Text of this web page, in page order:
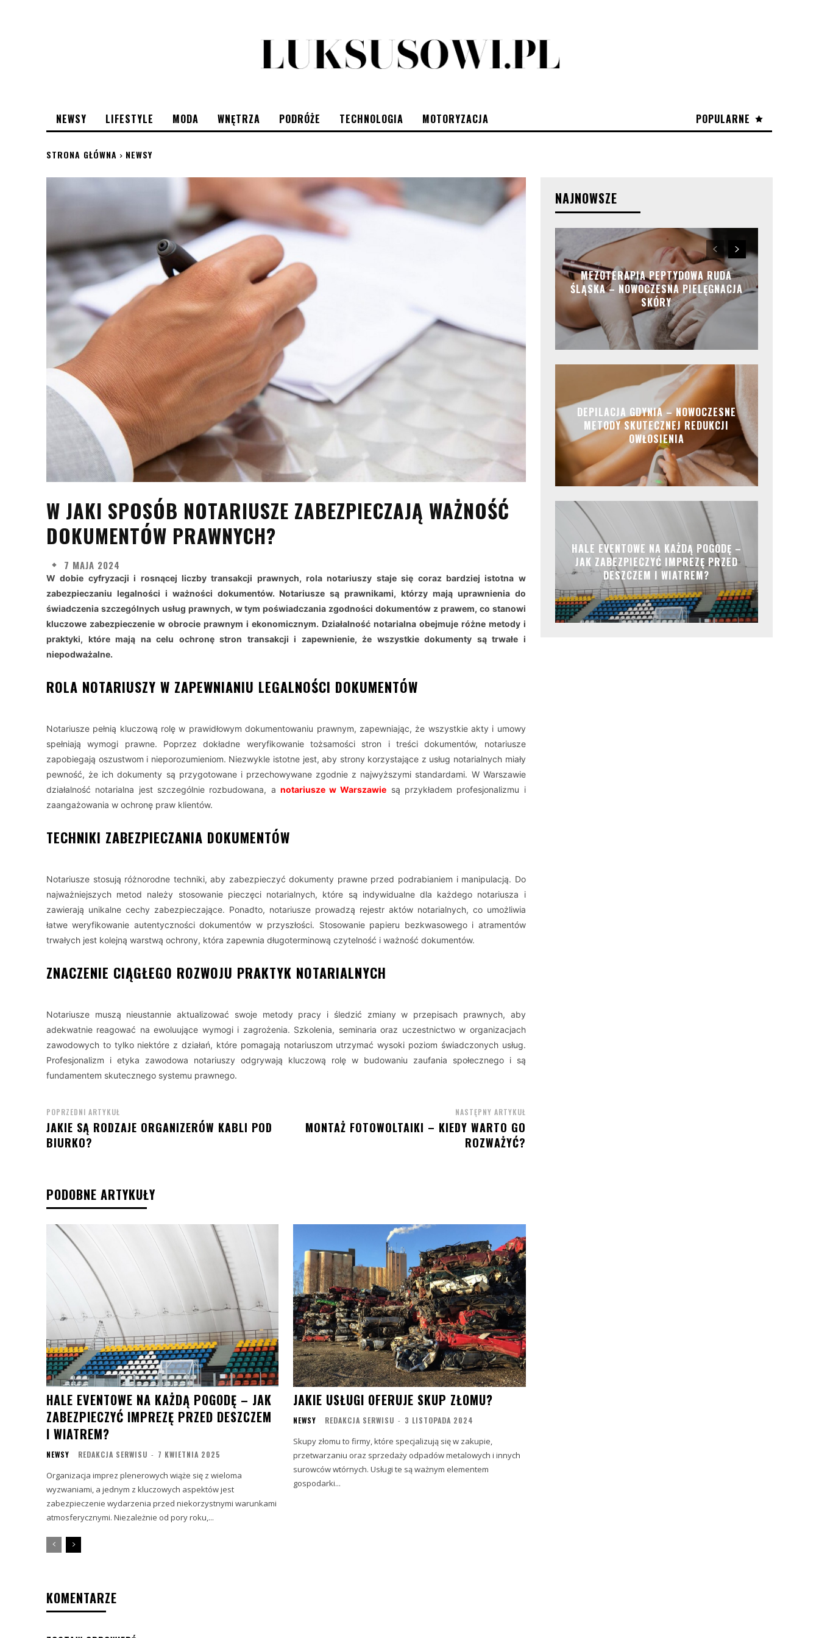
POPULARNE
NEWSY LIFESTYLE MODA WNĘTRZA PODRÓŻE TECHNOLOGIA MOTORYZACJA
STRONA GŁÓWNA NEWSY
W JAKI SPOSÓB NOTARIUSZE ZABEZPIECZAJĄ WAŻNOŚĆ
DOKUMENTÓW PRAWNYCH?
7 MAJA 2024
W dobie cyfryzacji i rosnącej liczby transakcji prawnych, rola notariuszy staje się coraz bardziej istotna w
zabezpieczaniu legalności i ważności dokumentów. Notariusze są prawnikami, którzy mają uprawnienia do
świadczenia szczególnych usług prawnych, w tym poświadczania zgodności dokumentów z prawem, co stanowi
kluczowe zabezpieczenie w obrocie prawnym i ekonomicznym. Działalność notarialna obejmuje różne metody i
praktyki, które mają na celu ochronę stron transakcji i zapewnienie, że wszystkie dokumenty są trwałe i
niepodważalne.
ROLA NOTARIUSZY W ZAPEWNIANIU LEGALNOŚCI DOKUMENTÓW
Notariusze pełnią kluczową rolę w prawidłowym dokumentowaniu prawnym, zapewniając, że wszystkie akty i umowy
spełniają wymogi prawne. Poprzez dokładne weryfikowanie tożsamości stron i treści dokumentów, notariusze
zapobiegają oszustwom i nieporozumieniom. Niezwykle istotne jest, aby strony korzystające z usług notarialnych miały
pewność, że ich dokumenty są przygotowane i przechowywane zgodnie z najwyższymi standardami. W Warszawie
działalność notarialna jest szczególnie rozbudowana, a notariusze w Warszawie są przykładem profesjonalizmu i
zaangażowania w ochronę praw klientów.
TECHNIKI ZABEZPIECZANIA DOKUMENTÓW
Notariusze stosują różnorodne techniki, aby zabezpieczyć dokumenty prawne przed podrabianiem i manipulacją. Do
najważniejszych metod należy stosowanie pieczęci notarialnych, które są indywidualne dla każdego notariusza i
zawierają unikalne cechy zabezpieczające. Ponadto, notariusze prowadzą rejestr aktów notarialnych, co umożliwia
łatwe weryfikowanie autentyczności dokumentów w przyszłości. Stosowanie papieru bezkwasowego i atramentów
trwałych jest kolejną warstwą ochrony, która zapewnia długoterminową czytelność i ważność dokumentów.
ZNACZENIE CIĄGŁEGO ROZWOJU PRAKTYK NOTARIALNYCH
Notariusze muszą nieustannie aktualizować swoje metody pracy i śledzić zmiany w przepisach prawnych, aby
adekwatnie reagować na ewoluujące wymogi i zagrożenia. Szkolenia, seminaria oraz uczestnictwo w organizacjach
zawodowych to tylko niektóre z działań, które pomagają notariuszom utrzymać wysoki poziom świadczonych usług.
Profesjonalizm i etyka zawodowa notariuszy odgrywają kluczową rolę w budowaniu zaufania społecznego i są
fundamentem skutecznego systemu prawnego.
POPRZEDNI ARTYKUŁ
JAKIE SĄ RODZAJE ORGANIZERÓW KABLI POD
BIURKO?
NASTĘPNY ARTYKUŁ
MONTAŻ FOTOWOLTAIKI – KIEDY WARTO GO
ROZWAŻYĆ?
PODOBNE ARTYKUŁY
HALE EVENTOWE NA KAŻDĄ POGODĘ – JAK
ZABEZPIECZYĆ IMPREZĘ PRZED DESZCZEM
I WIATREM?
NEWSY REDAKCJA SERWISU - 7 KWIETNIA 2025
Organizacja imprez plenerowych wiąże się z wieloma
wyzwaniami, a jednym z kluczowych aspektów jest
zabezpieczenie wydarzenia przed niekorzystnymi warunkami
atmosferycznymi. Niezależnie od pory roku,...
JAKIE USŁUGI OFERUJE SKUP ZŁOMU?
NEWSY REDAKCJA SERWISU - 3 LISTOPADA 2024
Skupy złomu to firmy, które specjalizują się w zakupie,
przetwarzaniu oraz sprzedaży odpadów metalowych i innych
surowców wtórnych. Usługi te są ważnym elementem
gospodarki...
KOMENTARZE
NAJNOWSZE
MEZOTERAPIA PEPTYDOWA RUDA
ŚLĄSKA – NOWOCZESNA PIELĘGNACJA
SKÓRY
DEPILACJA GDYNIA – NOWOCZESNE
METODY SKUTECZNEJ REDUKCJI
OWŁOSIENIA
HALE EVENTOWE NA KAŻDĄ POGODĘ –
JAK ZABEZPIECZYĆ IMPREZĘ PRZED
DESZCZEM I WIATREM?